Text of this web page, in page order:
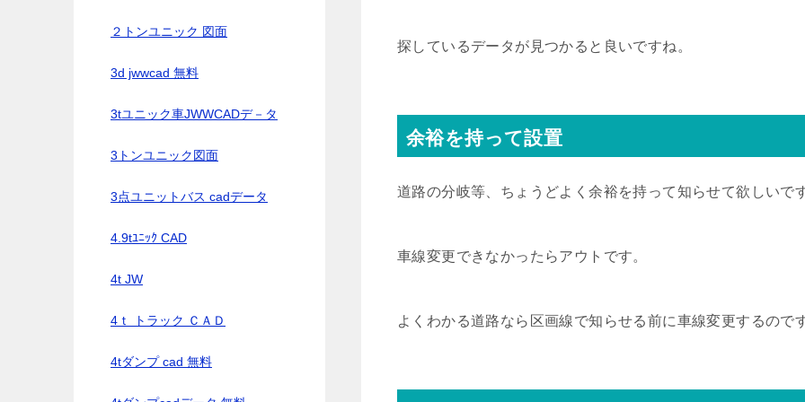
探しているデータが見つかると良いですね。
余裕を持って設置
道路の分岐等、ちょうどよく余裕を持って知らせて欲しいです
車線変更できなかったらアウトです。
よくわかる道路なら区画線で知らせる前に車線変更するので
２トンユニック 図面
3d jwwcad 無料
3tユニック車JWWCADデ－タ
3トンユニック図面
3点ユニットバス cadデータ
4.9tﾕﾆｯｸ CAD
4t JW
4ｔ トラック ＣＡＤ
4tダンプ cad 無料